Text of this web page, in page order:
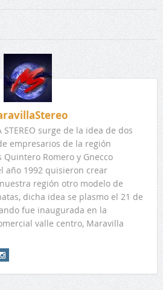
STEREO surge de la idea de dos
empresarios de la región
Romero y Gnecco
año 1992 quisieron crear
región otro modelo de
dicha idea se plasmo el 21 de
fue inaugurada en la
valle centro, Maravilla